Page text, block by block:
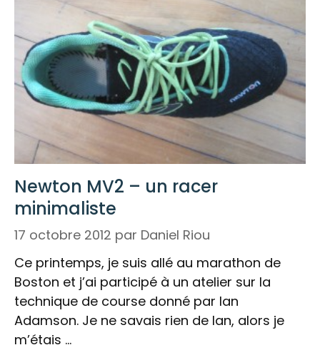
Newton MV2 – un racer
minimaliste
17 octobre 2012 par Daniel Riou
Ce printemps, je suis allé au marathon de
Boston et j’ai participé à un atelier sur la
technique de course donné par Ian
Adamson. Je ne savais rien de Ian, alors je
m’étais …